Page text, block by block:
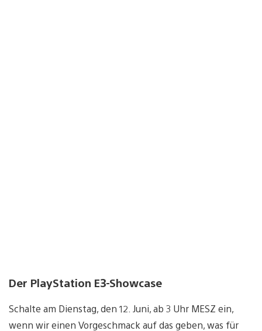
Der PlayStation E3-Showcase
Schalte am Dienstag, den 12. Juni, ab 3 Uhr MESZ ein,
wenn wir einen Vorgeschmack auf das geben, was für